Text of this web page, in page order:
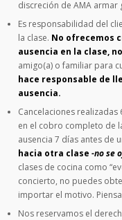
discreción de AMA armar
Es responsabilidad del
la clase. No ofrecemos
ausencia en la clase,
amigo(a) o familiar para
hace responsable de
ausencia.
Cancelaciones
en el cobro completo de
ausencia 7 días antes de
hacia otra clase-no se
clases de cocina como
concierto, no puedes
importar el motivo.
Nos reservamos el